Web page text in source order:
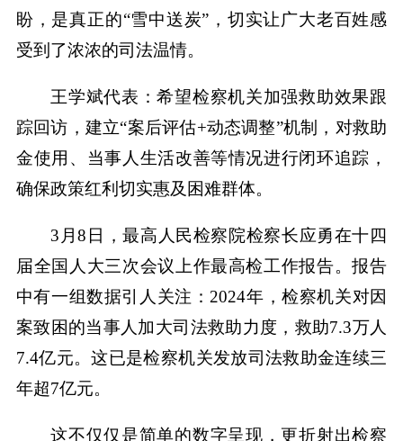
盼，是真正的“雪中送炭”，切实让广大老百姓感
受到了浓浓的司法温情。
王学斌代表：希望检察机关加强救助效果跟
踪回访，建立“案后评估+动态调整”机制，对救助
金使用、当事人生活改善等情况进行闭环追踪，
确保政策红利切实惠及困难群体。
3月8日，最高人民检察院检察长应勇在十四
届全国人大三次会议上作最高检工作报告。报告
中有一组数据引人关注：2024年，检察机关对因
案致困的当事人加大司法救助力度，救助7.3万人
7.4亿元。这已是检察机关发放司法救助金连续三
年超7亿元。
这不仅仅是简单的数字呈现，更折射出检察